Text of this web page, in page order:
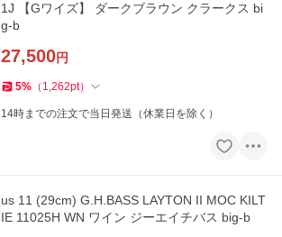
1J 【Gワイズ】 ダークブラウン クラークス bi
g-b
27,500円
5% （ 1,262pt）
14時までの注文で当日発送（休業日を除く）
us 11 (29cm) G.H.BASS LAYTON II MOC KILT
IE 11025H WN ワイン ジーエイチバス big-b